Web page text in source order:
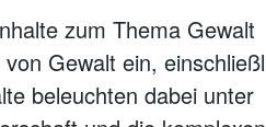
zum Thema Gewalt
Gewalt ein,
beleuchten dabei unter